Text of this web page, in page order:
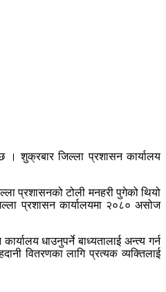
छ । शुक्रबार जिल्ला प्रशासन कार्यालय
प्रशासनको टोली मनहरी पुगेको थियो
प्रशासन कार्यालयमा २०८० असोज
धाउनुपर्ने बाध्यतालाई अन्त्य गर्न
वितरणका लागि प्रत्यक व्यक्तिलाई